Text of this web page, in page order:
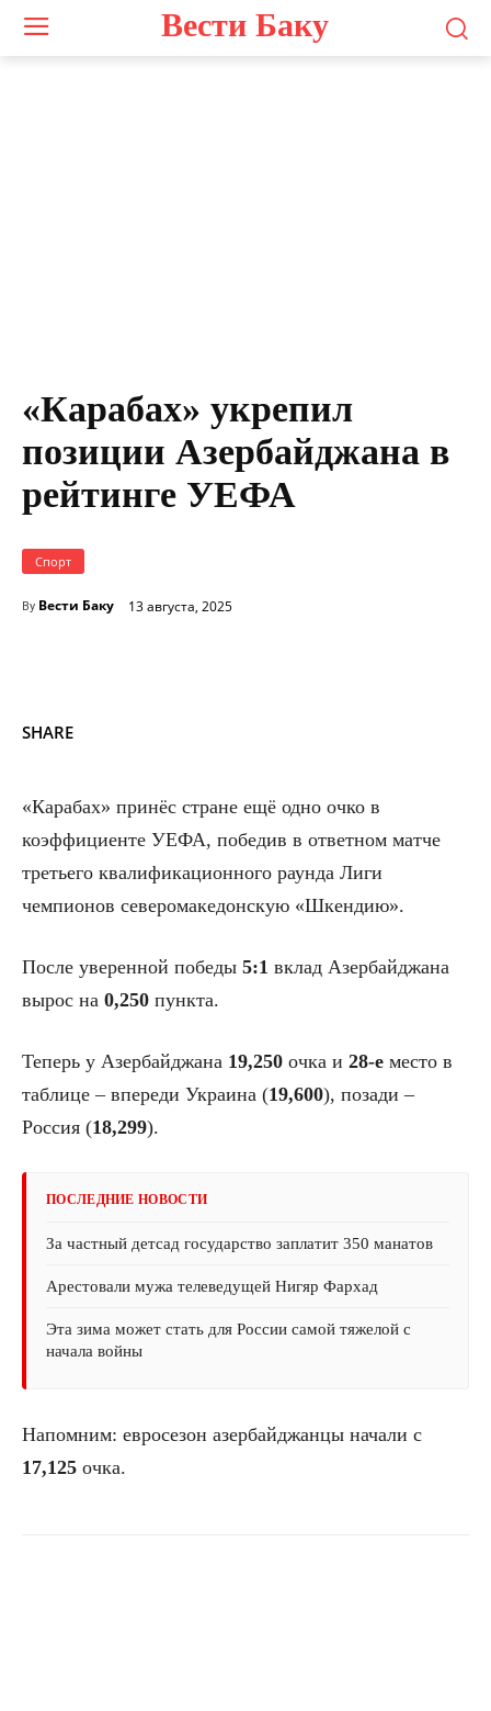
Вести Баку
«Карабах» укрепил
позиции Азербайджана в
рейтинге УЕФА
Спорт
By Вести Баку 13 августа, 2025
SHARE
«Карабах» принёс стране ещё одно очко в
коэффициенте УЕФА, победив в ответном матче
третьего квалификационного раунда Лиги
чемпионов северомакедонскую «Шкендию».
После уверенной победы 5:1 вклад Азербайджана
вырос на 0,250 пункта.
Теперь у Азербайджана 19,250 очка и 28-е место в
таблице – впереди Украина (19,600), позади –
Россия (18,299).
ПОСЛЕДНИЕ НОВОСТИ
За частный детсад государство заплатит 350 манатов
Арестовали мужа телеведущей Нигяр Фархад
Эта зима может стать для России самой тяжелой с
начала войны
Напомним: евросезон азербайджанцы начали с
17,125 очка.